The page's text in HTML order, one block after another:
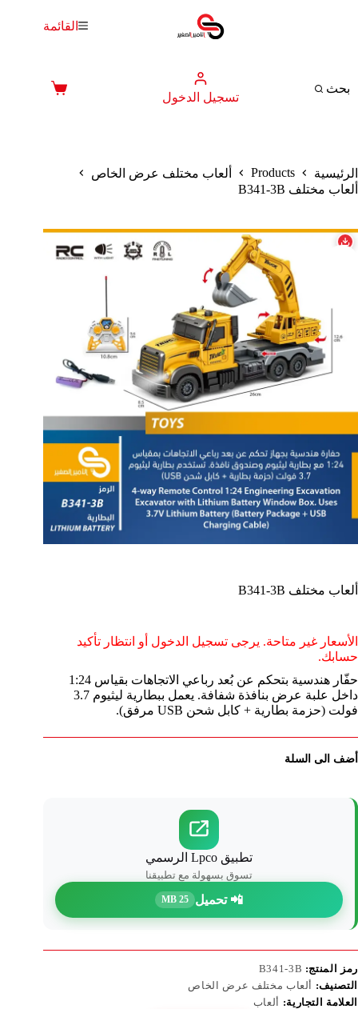
القائمة
بحث
تسجيل الدخول
عربة
الرئيسية Products
ألعاب مختلف عرض الخاص
ألعاب مختلف B341-3B
ألعاب مختلف B341-3B
الأسعار غير متاحة. يرجى تسجيل الدخول أو انتظار تأكيد
حسابك.
حفّار هندسية بتحكم عن بُعد رباعي الاتجاهات بقياس 1:24
داخل علبة عرض بنافذة شفافة. يعمل ببطارية ليثيوم 3.7
فولت (حزمة بطارية + كابل شحن USB مرفق).
أضف الى السلة
تطبيق Lpco الرسمي
تسوق بسهولة مع تطبيقنا
📲 تحميل 25 MB
رمز المنتج: B341-3B
التصنيف: ألعاب مختلف عرض الخاص
العلامة التجارية: ألعاب